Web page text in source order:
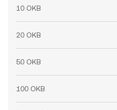
10 OKB
20 OKB
50 OKB
100 OKB